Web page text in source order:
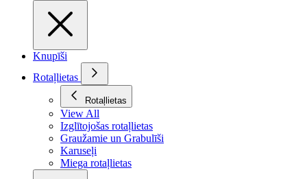
Knupīši
Rotaļlietas
Rotaļlietas
View All
Izglītojošas rotaļlietas
Graužamie un Grabulīši
Karuseļi
Miega rotaļlietas